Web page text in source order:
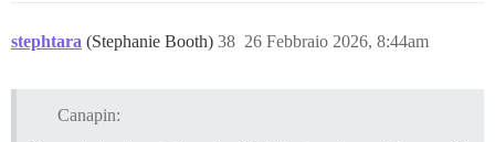
stephtara (Stephanie Booth) 26 Febbraio 2026, 8:44am
38
Canapin: